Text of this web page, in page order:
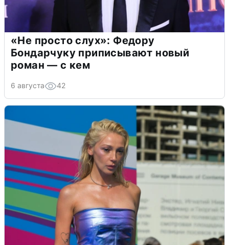
«Не просто слух»: Федору
Бондарчуку приписывают новый
роман — с кем
6 августа 42